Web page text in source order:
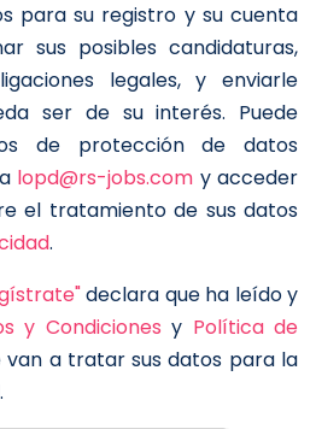
para su registro y su cuenta
sus posibles candidaturas,
legales, y enviarle
ser de su interés. Puede
de protección de datos
lopd@rs-jobs.com y acceder
el tratamiento de sus datos
.
declara que ha leído y
y Condiciones y Política de
van a tratar sus datos para la